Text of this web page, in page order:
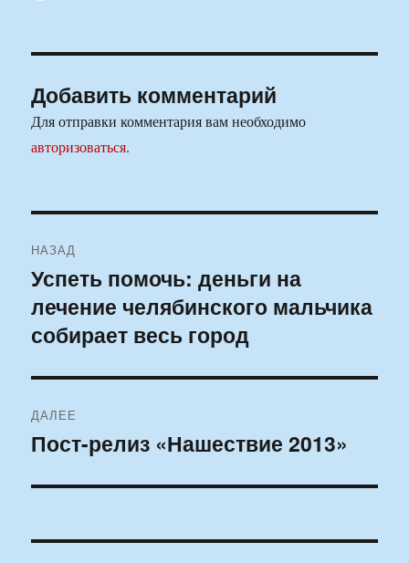
Добавить комментарий
Для отправки комментария вам необходимо
авторизоваться.
по
записям
НАЗАД
Предыдущая
запись:
Успеть помочь: деньги на
лечение челябинского мальчика
собирает весь город
ДАЛЕЕ
Следующая
Пост-релиз «Нашествие 2013»